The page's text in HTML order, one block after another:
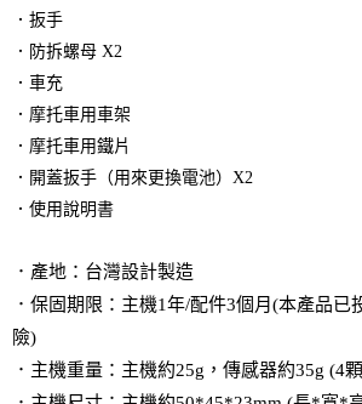
．扳手
．防拆螺母 X2
．車充
． 摩托車用車架
． 摩托車用鐵片
．開蓋扳手（用來更換電池）X2
．使用說明書
．產地：台灣設計製造
．保固期限：主機1年/配件3個月(本產品已
險)
．主機重量：主機約25g ，傳感器約35g (4